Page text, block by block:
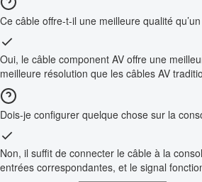
Ce câble offre-t-il une meilleure qualité
Oui, le câble component AV offre une
meilleure résolution que les câbles AV
Dois-je configurer quelque chose sur la
Non, il suffit de connecter le câble à la
entrées correspondantes, et le signal